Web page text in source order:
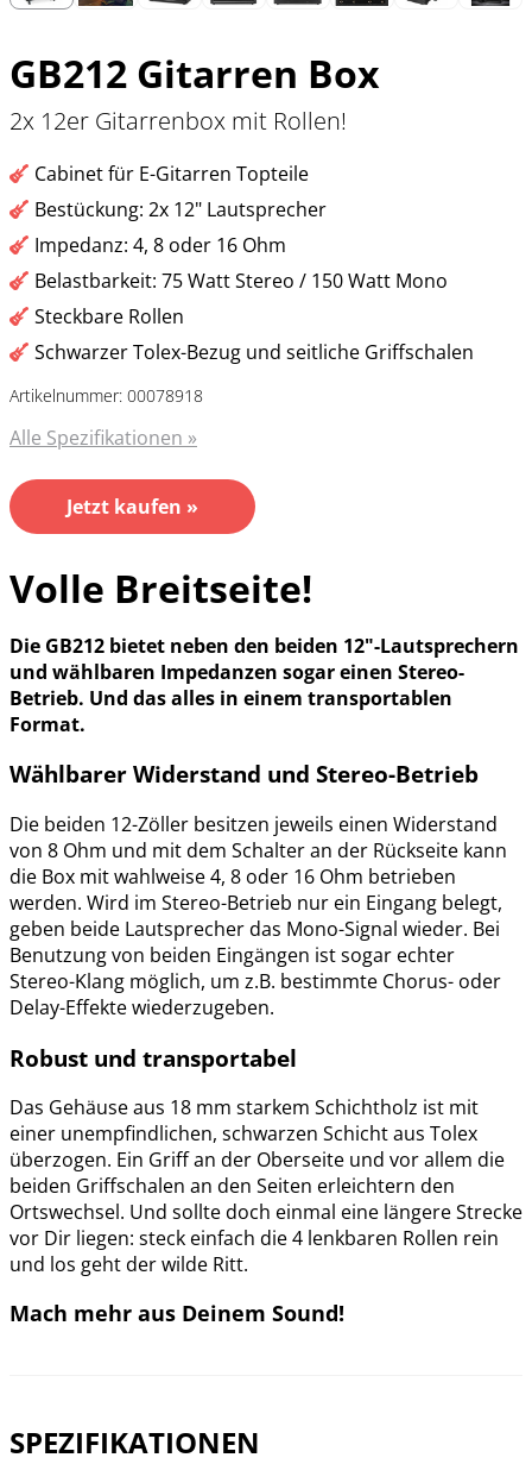
GB212 Gitarren Box
2x 12er Gitarrenbox mit Rollen!
Cabinet für E-Gitarren Topteile
Bestückung: 2x 12" Lautsprecher
Impedanz: 4, 8 oder 16 Ohm
Belastbarkeit: 75 Watt Stereo / 150 Watt Mono
Steckbare Rollen
Schwarzer Tolex-Bezug und seitliche Griffschalen
Artikelnummer: 00078918
Alle Spezifikationen »
Jetzt kaufen »
Volle Breitseite!
Die GB212 bietet neben den beiden 12"-Lautsprechern
und wählbaren Impedanzen sogar einen Stereo-
Betrieb. Und das alles in einem transportablen
Format.
Wählbarer Widerstand und Stereo-Betrieb
Die beiden 12-Zöller besitzen jeweils einen Widerstand
von 8 Ohm und mit dem Schalter an der Rückseite kann
die Box mit wahlweise 4, 8 oder 16 Ohm betrieben
werden. Wird im Stereo-Betrieb nur ein Eingang belegt,
geben beide Lautsprecher das Mono-Signal wieder. Bei
Benutzung von beiden Eingängen ist sogar echter
Stereo-Klang möglich, um z.B. bestimmte Chorus- oder
Delay-Effekte wiederzugeben.
Robust und transportabel
Das Gehäuse aus 18 mm starkem Schichtholz ist mit
einer unempfindlichen, schwarzen Schicht aus Tolex
überzogen. Ein Griff an der Oberseite und vor allem die
beiden Griffschalen an den Seiten erleichtern den
Ortswechsel. Und sollte doch einmal eine längere Strecke
vor Dir liegen: steck einfach die 4 lenkbaren Rollen rein
und los geht der wilde Ritt.
Mach mehr aus Deinem Sound!
SPEZIFIKATIONEN